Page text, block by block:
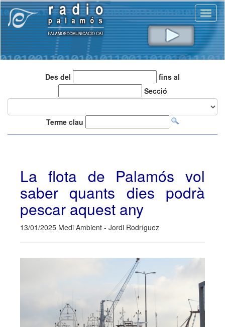
Des del
fins al
Secció
Terme clau
La flota de Palamós vol
saber quants dies podrà
pescar aquest any
13/01/2025 Medi Ambient - Jordi Rodríguez